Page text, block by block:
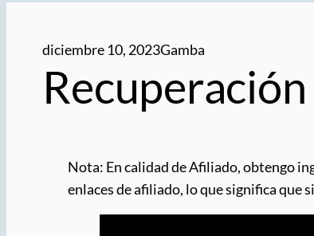
diciembre 10, 2023Gamba
Nota: En calidad de Afiliado, obtengo
enlaces de afiliado, lo que significa que